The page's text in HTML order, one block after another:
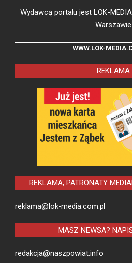
Wydawcą portalu jest LOK-
Warszawie
WWW.LOK-
REKLAMA
REKLAMA, PATRONATY
reklama@lok-media.com.pl
MASZ NEWSA?
redakcja@naszpowiat.info